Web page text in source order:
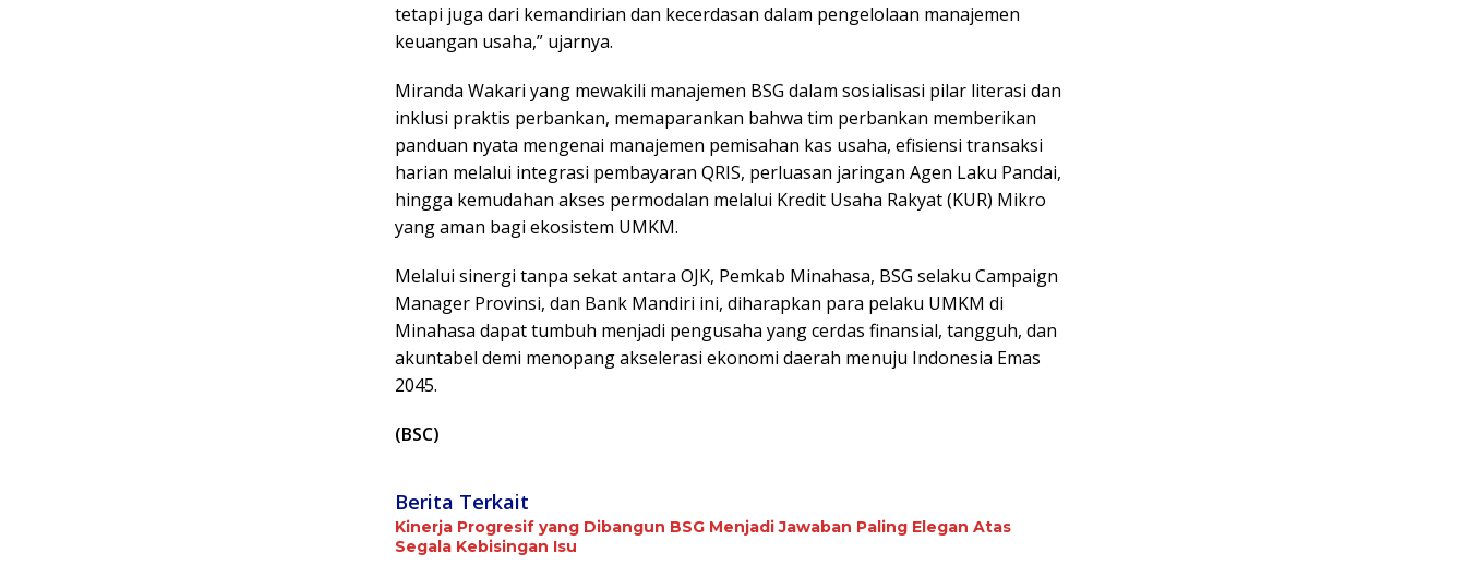
tetapi juga dari kemandirian dan kecerdasan dalam pengelolaan manajemen
keuangan usaha,” ujarnya.
Miranda Wakari yang mewakili manajemen BSG dalam sosialisasi pilar literasi dan
inklusi praktis perbankan, memaparankan bahwa tim perbankan memberikan
panduan nyata mengenai manajemen pemisahan kas usaha, efisiensi transaksi
harian melalui integrasi pembayaran QRIS, perluasan jaringan Agen Laku Pandai,
hingga kemudahan akses permodalan melalui Kredit Usaha Rakyat (KUR) Mikro
yang aman bagi ekosistem UMKM.
Melalui sinergi tanpa sekat antara OJK, Pemkab Minahasa, BSG selaku Campaign
Manager Provinsi, dan Bank Mandiri ini, diharapkan para pelaku UMKM di
Minahasa dapat tumbuh menjadi pengusaha yang cerdas finansial, tangguh, dan
akuntabel demi menopang akselerasi ekonomi daerah menuju Indonesia Emas
2045.
(BSC)
Berita Terkait
Kinerja Progresif yang Dibangun BSG Menjadi Jawaban Paling Elegan Atas
Segala Kebisingan Isu